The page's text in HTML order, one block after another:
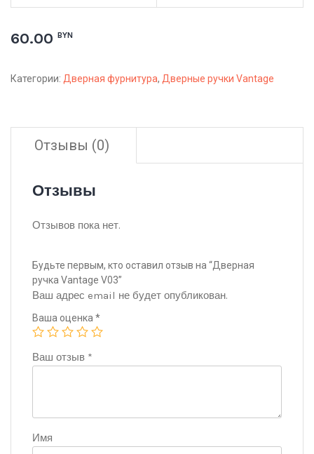
60.00 BYN
Категории: Дверная фурнитура, Дверные ручки Vantage
Отзывы (0)
Отзывы
Отзывов пока нет.
Будьте первым, кто оставил отзыв на “Дверная
ручка Vantage V03”
Ваш адрес email не будет опубликован.
Ваша оценка *
Ваш отзыв *
Имя